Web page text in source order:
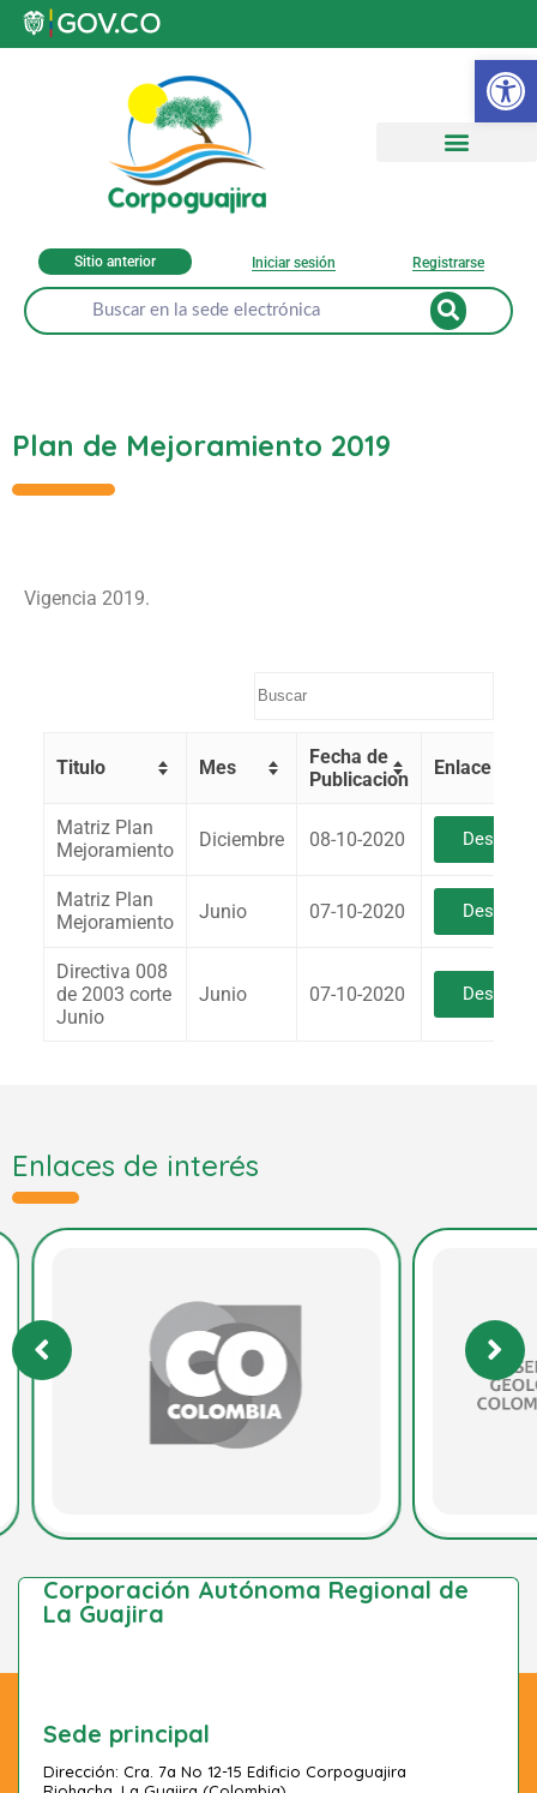
Sitio anterior Iniciar sesión Registrarse
Plan de Mejoramiento 2019
Vigencia 2019.
Titulo Mes
Fecha de
Publicacion
Enlace
Matriz Plan
Mejoramiento
Diciembre 08-10-2020
Matriz Plan
Mejoramiento
Junio 07-10-2020
Directiva 008
de 2003 corte
Junio
Junio 07-10-2020
Enlaces de interés
Corporación Autónoma Regional de
La Guajira
Sede principal
Dirección: Cra. 7a No 12-15 Edificio Corpoguajira